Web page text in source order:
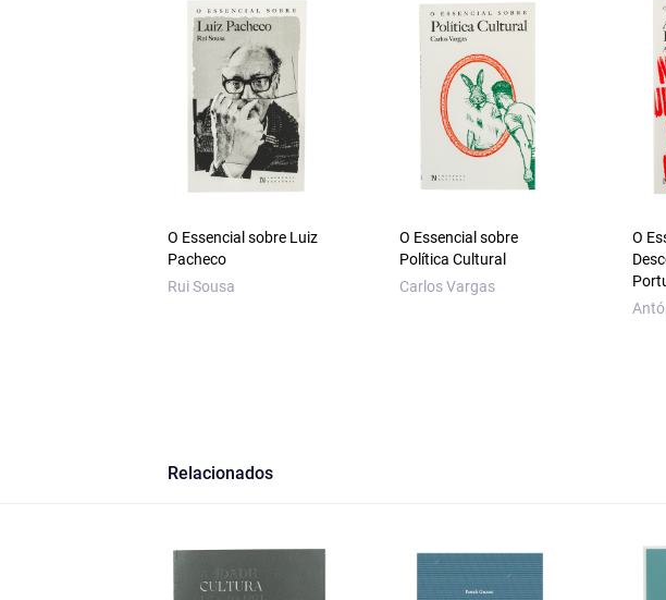
O Essencial sobre Luiz
Pacheco
Rui Sousa
O Essencial sobre
Política Cultural
Carlos Vargas
O
Relacionados